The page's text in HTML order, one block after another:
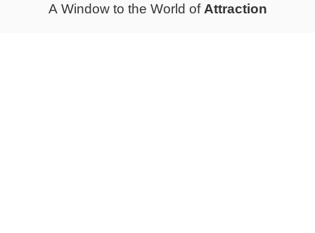
A Window to the World ofAttraction